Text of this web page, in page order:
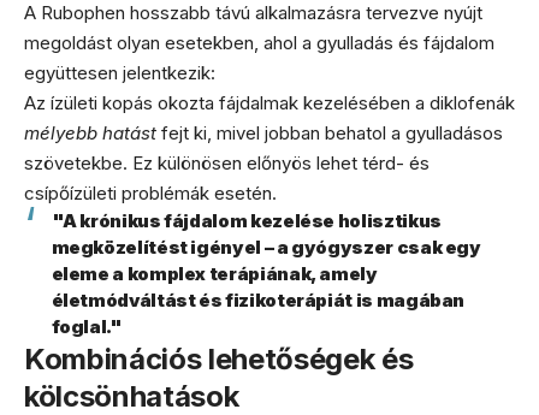
A Rubophen hosszabb távú alkalmazásra tervezve nyújt
megoldást olyan esetekben, ahol a gyulladás és fájdalom
együttesen jelentkezik:
Az ízületi kopás okozta fájdalmak kezelésében a diklofenák
mélyebb hatást fejt ki, mivel jobban behatol a gyulladásos
szövetekbe. Ez különösen előnyös lehet térd- és
csípőízületi problémák esetén.
"A krónikus fájdalom kezelése holisztikus
megközelítést igényel – a gyógyszer csak egy
eleme a komplex terápiának, amely
életmódváltást és fizikoterápiát is magában
foglal."
Kombinációs lehetőségek és
kölcsönhatások